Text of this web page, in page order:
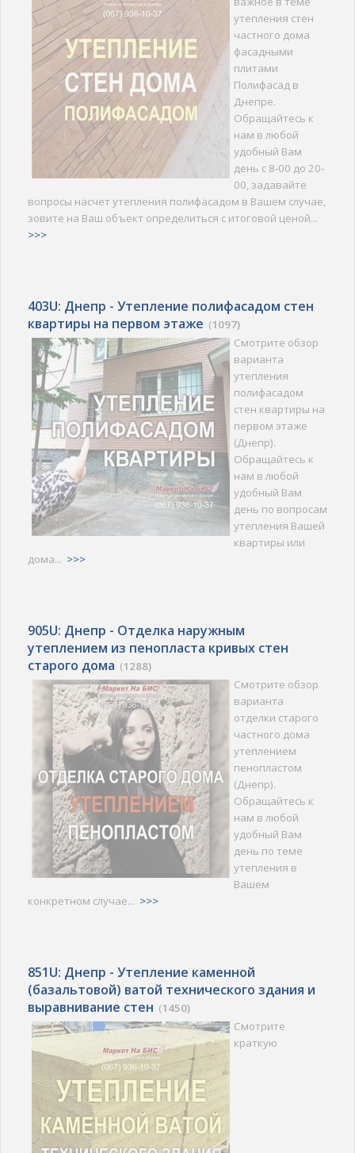
утепления стен
частного дома
фасадными
плитами
Полифасад в
Днепре.
Обращайтесь к
нам в любой
удобный Вам
день с 8-00 до 20-
00, задавайте
вопросы насчет утепления полифасадом в Вашем случае,
зовите на Ваш объект определиться с итоговой ценой...
>>>
403U: Днепр - Утепление полифасадом стен
квартиры на первом этаже (1097)
Смотрите обзор
варианта
утепления
полифасадом
стен квартиры на
первом этаже
(Днепр).
Обращайтесь к
нам в любой
удобный Вам
день по вопросам
утепления Вашей
квартиры или
дома... >>>
905U: Днепр - Отделка наружным
утеплением из пенопласта кривых стен
старого дома (1288)
Смотрите обзор
варианта
отделки старого
частного дома
утеплением
пенопластом
(Днепр).
Обращайтесь к
нам в любой
удобный Вам
день по теме
утепления в
Вашем
конкретном случае... >>>
851U: Днепр - Утепление каменной
(базальтовой) ватой технического здания и
выравнивание стен (1450)
Смотрите
краткую